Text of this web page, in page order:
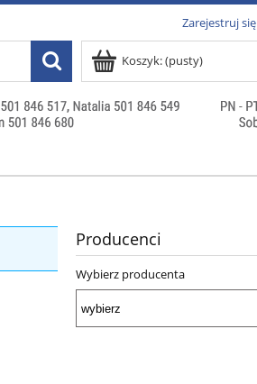
Zarejestruj się
Koszyk:(pusty)
Producenci
Wybierz producenta